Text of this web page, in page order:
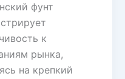
фунт
к
рынка,
на крепкий